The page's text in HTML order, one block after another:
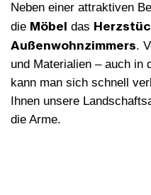
Neben einer attraktiven
die Möbel das
Außenwohnzimmers.
und Materialien – auch in
kann man sich schnell
Ihnen unsere
die Arme.